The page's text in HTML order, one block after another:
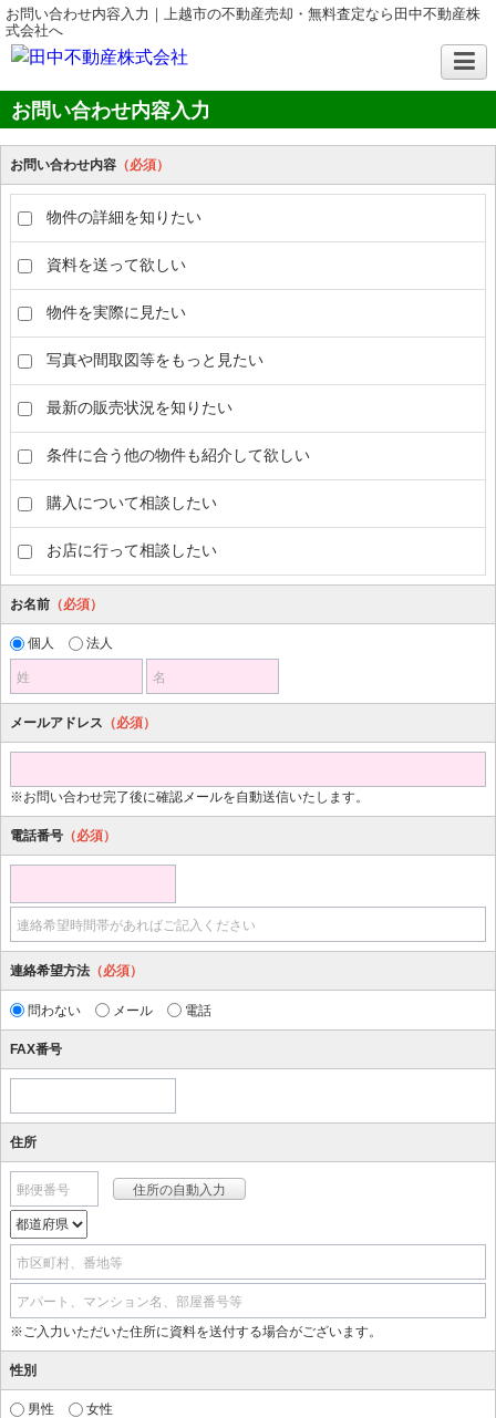
お問い合わせ内容入力｜上越市の不動産売却・無料査定なら田中不動産株
式会社へ
お問い合わせ内容入力
お問い合わせ内容 （必須）
物件の詳細を知りたい
資料を送って欲しい
物件を実際に見たい
写真や間取図等をもっと見たい
最新の販売状況を知りたい
条件に合う他の物件も紹介して欲しい
購入について相談したい
お店に行って相談したい
お名前 （必須）
個人 法人
姓 名
メールアドレス （必須）
※お問い合わせ完了後に確認メールを自動送信いたします。
電話番号 （必須）
連絡希望時間帯があればご記入ください
連絡希望方法 （必須）
問わない メール 電話
FAX番号
住所
郵便番号
市区町村、番地等
アパート、マンション名、部屋番号等
※ご入力いただいた住所に資料を送付する場合がございます。
性別
男性 女性